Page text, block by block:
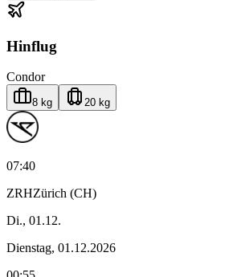
Hinflug
Condor
8 kg 20 kg
07:40
ZRHZürich (CH)
Di., 01.12.
Dienstag, 01.12.2026